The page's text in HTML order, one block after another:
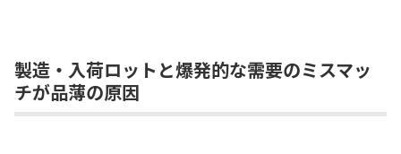
製造・入荷ロットと爆発的な需要のミスマッ
チが品薄の原因